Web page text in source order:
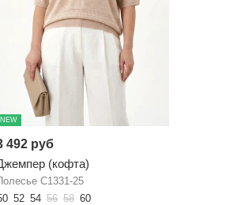
NEW
492 руб
(кофта)
С1331-25
52 54 56 58 60